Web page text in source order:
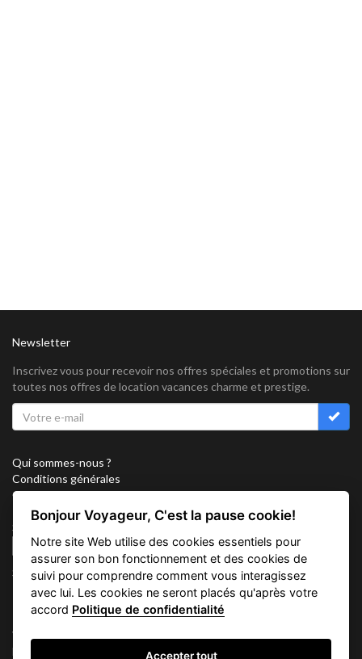
Newsletter
Inscrivez vous pour recevoir nos offres spéciales et promotions sur
toutes nos offres de location vacances charme et prestige.
Qui sommes-nous ?
Conditions générales
Confidentialité
Partenariat
Sitemap
Cookies
Suivez nous sur
Vacation Key Corp. 2905 Point East Drive #L-215. Aventura.
FLORIDA 33160.
Bonjour Voyageur, C'est la pause cookie!
Notre site Web utilise des cookies essentiels pour
assurer son bon fonctionnement et des cookies de
suivi pour comprendre comment vous interagissez
avec lui. Les cookies ne seront placés qu'après votre
accord Politique de confidentialité
Accepter tout